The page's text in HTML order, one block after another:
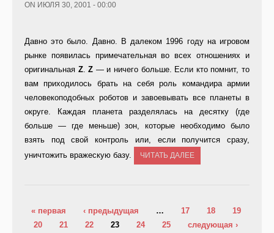
ON ИЮЛЯ 30, 2001 - 00:00
Давно это было. Давно. В далеком 1996 году на игровом
рынке появилась примечательная во всех отношениях и
оригинальная Z.Z — и ничего больше. Если кто помнит, то
вам приходилось брать на себя роль командира армии
человекоподобных роботов и завоевывать все планеты в
округе. Каждая планета разделялась на десятку (где
больше — где меньше) зон, которые необходимо было
взять под свой контроль или, если получится сразу,
уничтожить вражескую базу.
ЧИТАТЬ ДАЛЕЕ
« первая ‹ предыдущая … 17 18
19
20
21 22 23 24 25 следующая ›